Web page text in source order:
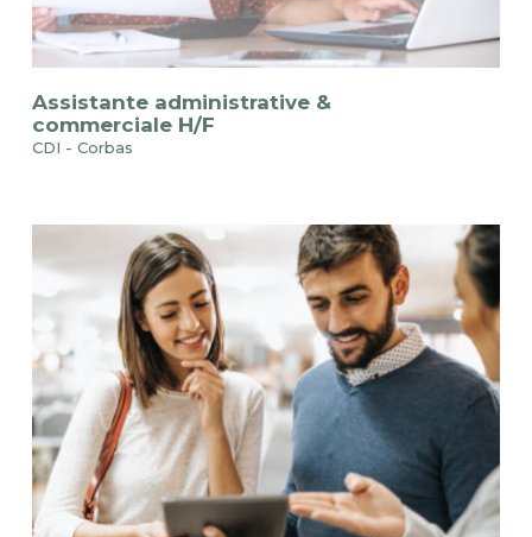
Assistante administrative &
commerciale H/F
CDI - Corbas